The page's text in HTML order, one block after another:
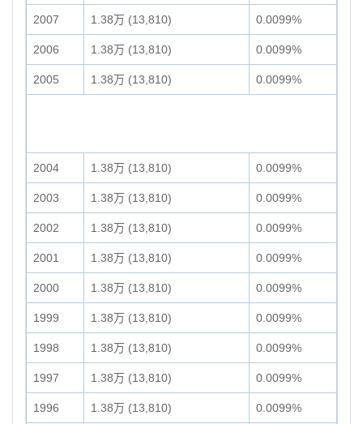
2007 1.38万 (13,810) 0.0099%
2006 1.38万 (13,810) 0.0099%
2005 1.38万 (13,810) 0.0099%
2004 1.38万 (13,810) 0.0099%
2003 1.38万 (13,810) 0.0099%
2002 1.38万 (13,810) 0.0099%
2001 1.38万 (13,810) 0.0099%
2000 1.38万 (13,810) 0.0099%
1999 1.38万 (13,810) 0.0099%
1998 1.38万 (13,810) 0.0099%
1997 1.38万 (13,810) 0.0099%
1996 1.38万 (13,810) 0.0099%